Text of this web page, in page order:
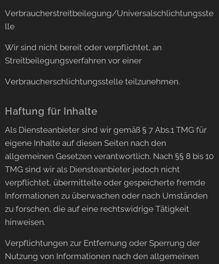
Verbraucherstreitbeilegung/Universalschlichtungsste
lle
Wir sind nicht bereit oder verpflichtet, an
Streitbeilegungsverfahren vor einer
Verbraucherschlichtungsstelle teilzunehmen.
Haftung für Inhalte
Als Diensteanbieter sind wir gemäß § 7 Abs.1 TMG für
eigene Inhalte auf diesen Seiten nach den
allgemeinen Gesetzen verantwortlich. Nach §§ 8 bis 10
TMG sind wir als Diensteanbieter jedoch nicht
verpflichtet, übermittelte oder gespeicherte fremde
Informationen zu überwachen oder nach Umständen
zu forschen, die auf eine rechtswidrige Tätigkeit
hinweisen.
Verpflichtungen zur Entfernung oder Sperrung der
Nutzung von Informationen nach den allgemeinen